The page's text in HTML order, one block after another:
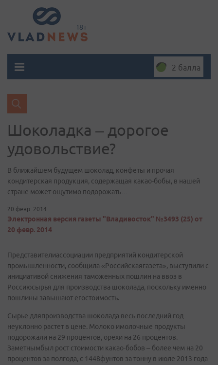
2 балла
Шоколадка – дорогое
удовольствие?
В ближайшем будущем шоколад, конфеты и прочая
кондитерская продукция, содержащая какао-бобы, в нашей
стране может ощутимо подорожать…
20 февр. 2014
Электронная версия газеты "Владивосток" №3493 (25) от
20 февр. 2014
Представителиассоциации предприятий кондитерской
промышленности, сообщила «Российскаягазета», выступили с
инициативой снижения таможенных пошлин на ввоз в
Россиюсырья для производства шоколада, поскольку именно
пошлины завышают егостоимость.
Сырье дляпроизводства шоколада весь последний год
неуклонно растет в цене. Молоко имолочные продукты
подорожали на 29 процентов, орехи на 26 процентов.
Заметнымбыл рост стоимости какао-бобов – более чем на 20
процентов за полгода, с 1448фунтов за тонну в июле 2013 года